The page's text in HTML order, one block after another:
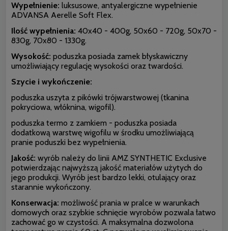
Wypełnienie: luksusowe, antyalergiczne wypełnienie
ADVANSA Aerelle Soft Flex.
Ilość wypełnienia: 40x40 - 400g, 50x60 - 720g, 50x70 -
830g, 70x80 - 1330g.
Wysokość: poduszka posiada zamek błyskawiczny
umożliwiający regulację wysokości oraz twardości.
Szycie i wykończenie:
poduszka uszyta z pikówki trójwarstwowej (tkanina
pokryciowa, włóknina, wigofil).
poduszka termo z zamkiem - poduszka posiada
dodatkową warstwę wigofilu w środku umożliwiającą
pranie poduszki bez wypełnienia.
Jakość: wyrób należy do linii AMZ SYNTHETIC Exclusive
potwierdzając najwyższą jakość materiałów użytych do
jego produkcji. Wyrób jest bardzo lekki, otulający oraz
starannie wykończony.
Konserwacja: możliwość prania w pralce w warunkach
domowych oraz szybkie schnięcie wyrobów pozwala łatwo
zachować go w czystości. A maksymalna dozwolona